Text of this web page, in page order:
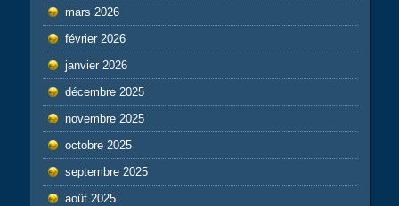
mars 2026
février 2026
janvier 2026
décembre 2025
novembre 2025
octobre 2025
septembre 2025
août 2025